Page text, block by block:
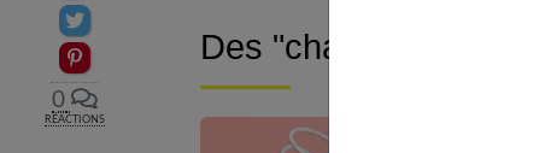
Partager sur Twitter
Epingler sur Pinterest
0
RÉACTIONS
Des "chasseurs" de